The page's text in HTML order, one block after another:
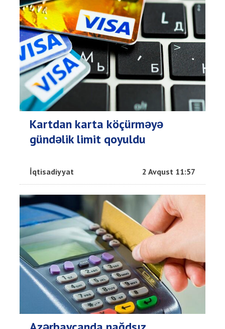
Kartdan karta köçürməyə
gündəlik limit qoyuldu
İqtisadiyyat 2 Avqust 11:57